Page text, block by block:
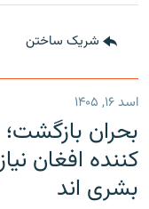
شریک ساختن
اسد ۱۶, ۱۴۰۵
کننده افغان
بشری اند